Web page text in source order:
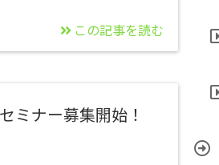
この記事を読む
ミナー募集開始！